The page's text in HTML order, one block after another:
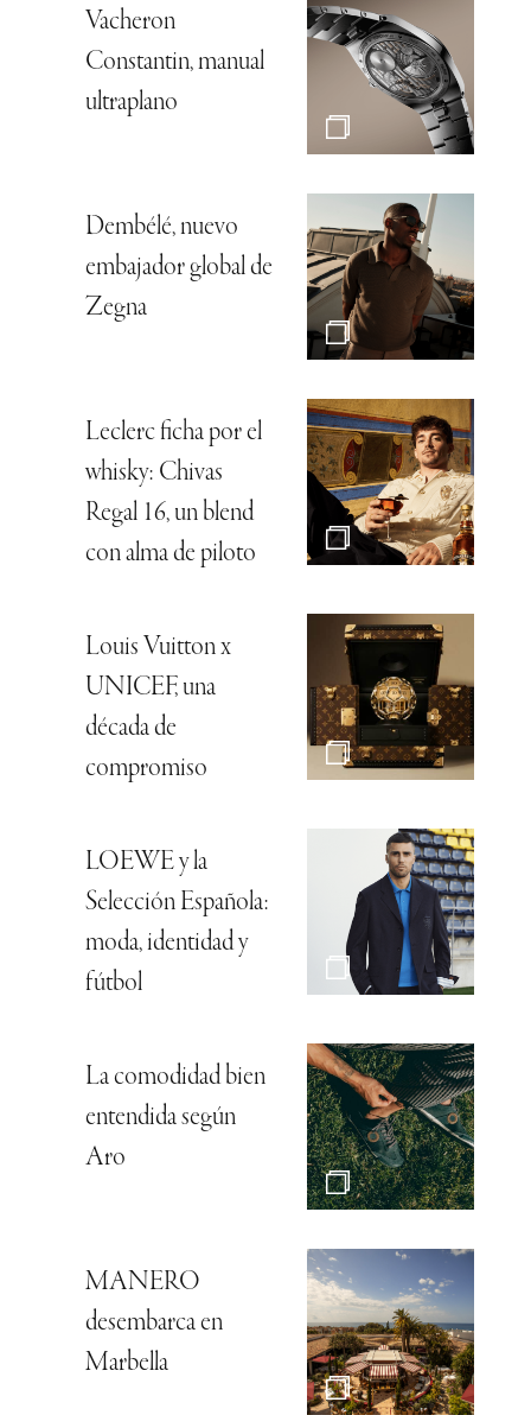
Vacheron
Constantin, manual
ultraplano
Dembélé, nuevo
embajador global de
Zegna
Leclerc ficha por el
whisky: Chivas
Regal 16, un blend
con alma de piloto
Louis Vuitton x
UNICEF, una
década de
compromiso
LOEWE y la
Selección Española:
moda, identidad y
fútbol
La comodidad bien
entendida según
Aro
MANERO
desembarca en
Marbella